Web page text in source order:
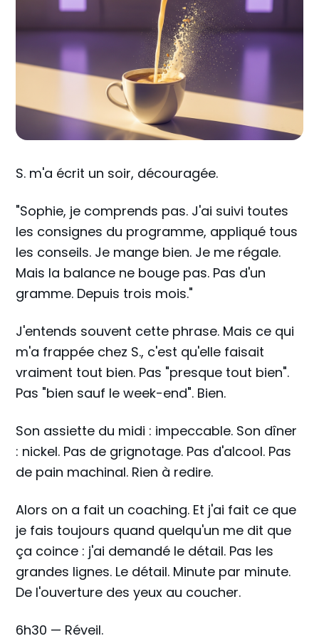
S. m'a écrit un soir, découragée.
"Sophie, je comprends pas. J'ai suivi toutes
les consignes du programme, appliqué tous
les conseils. Je mange bien. Je me régale.
Mais la balance ne bouge pas. Pas d'un
gramme. Depuis trois mois."
J'entends souvent cette phrase. Mais ce qui
m'a frappée chez S., c'est qu'elle faisait
vraiment tout bien. Pas "presque tout bien".
Pas "bien sauf le week-end". Bien.
Son assiette du midi : impeccable. Son dîner
: nickel. Pas de grignotage. Pas d'alcool. Pas
de pain machinal. Rien à redire.
Alors on a fait un coaching. Et j'ai fait ce que
je fais toujours quand quelqu'un me dit que
ça coince : j'ai demandé le détail. Pas les
grandes lignes. Le détail. Minute par minute.
De l'ouverture des yeux au coucher.
6h30 — Réveil.